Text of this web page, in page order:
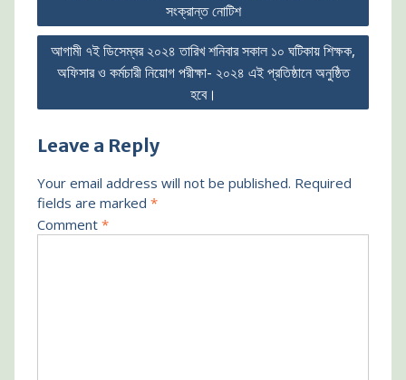
সংক্রান্ত নোটিশ
আগামী ৭ই ডিসেম্বর ২০২৪ তারিখ শনিবার সকাল ১০ ঘটিকায় শিক্ষক,
অফিসার ও কর্মচারী নিয়োগ পরীক্ষা- ২০২৪ এই প্রতিষ্ঠানে অনুষ্ঠিত
হবে।
Leave a Reply
Your email address will not be published. Required
fields are marked *
Comment *